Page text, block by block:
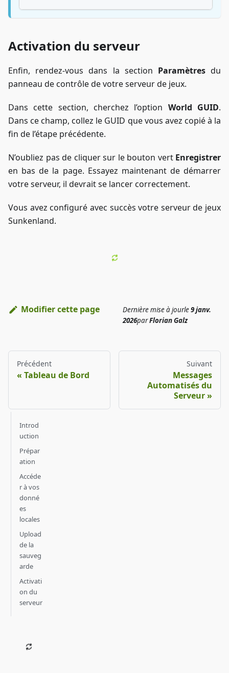
Activation du serveur
Enfin, rendez-vous dans la section Paramètresdu
panneau de contrôle de votre serveur de jeux.
Dans cette section, cherchez l’option World GUID.
Dans ce champ, collez le GUID que vous avez copié à la
fin de l’étape précédente.
N’oubliez pas de cliquer sur le bouton vert Enregistrer
en bas de la page. Essayez maintenant de démarrer
votre serveur, il devrait se lancer correctement.
Vous avez configuré avec succès votre serveur de jeux
Sunkenland.
Modifier cette page Dernière mise à jourle9 janv.
2026parFlorian Galz
Précédent
Tableau de Bord
Suivant
Messages
Automatisés du
Serveur
Introd
uction
Prépar
ation
Accéde
r à vos
donné
es
locales
Upload
de la
sauveg
arde
Activati
on du
serveur